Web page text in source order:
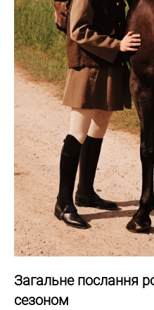
Загальне послання
сезоном